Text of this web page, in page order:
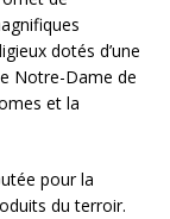
dotés d’une
Notre-Dame de
et la
pour la
du terroir.